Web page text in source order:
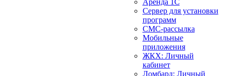
Сервер для установки
программ
СМС-рассылка
Мобильные
приложения
ЖКХ: Личный
кабинет
Ломбард: Личный